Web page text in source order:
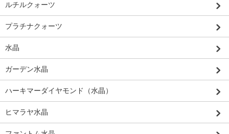
ルチルクォーツ
プラチナクォーツ
水晶
ガーデン水晶
ハーキマーダイヤモンド（水晶）
ヒマラヤ水晶